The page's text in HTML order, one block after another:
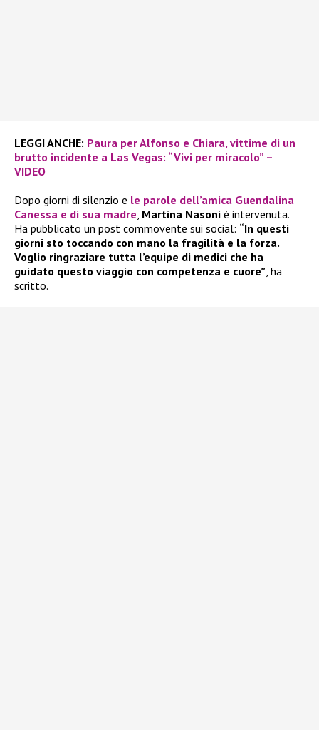
LEGGI ANCHE: Paura per Alfonso e Chiara, vittime di un
brutto incidente a Las Vegas: “Vivi per miracolo” –
VIDEO
Dopo giorni di silenzio e le parole dell’amica Guendalina
Canessa e di sua madre, Martina Nasoni è intervenuta.
Ha pubblicato un post commovente sui social: “In questi
giorni sto toccando con mano la fragilità e la forza.
Voglio ringraziare tutta l’equipe di medici che ha
guidato questo viaggio con competenza e cuore”, ha
scritto.